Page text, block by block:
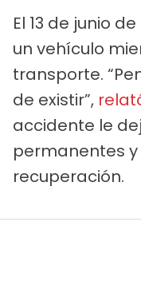
El 13 de junio
un vehículo
transporte.
de existir”,
accidente le
permanentes
recuperación.